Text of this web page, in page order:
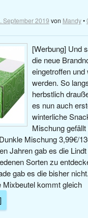
September 2019 von Mandy•
[Werbung] Und
die neue
eingetroffen
werden. So
herbstlich
es nun auch
winterliche
Mischung
Mischung 3,99€/
Jahren gab es die
Sorten zu
gab es die bisher
Mixbeutel kommt gleich